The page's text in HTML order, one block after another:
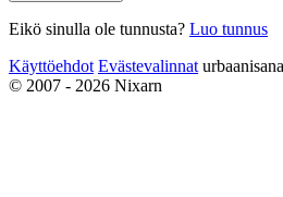
Eikö sinulla ole tunnusta? Luo tunnus
Käyttöehdot Evästevalinnat
© 2007 - 2026 Nixarn